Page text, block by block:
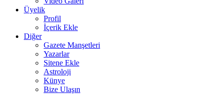
Üyelik
Profil
İçerik Ekle
Diğer
Gazete Manşetleri
Yazarlar
Sitene Ekle
Astroloji
Künye
Bize Ulaşın